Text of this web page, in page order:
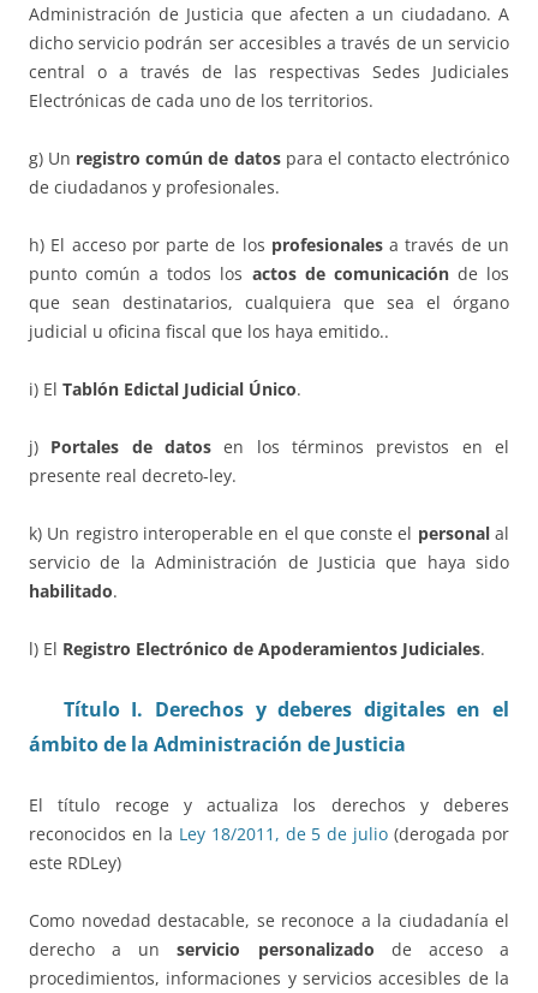
Administración de Justicia que afecten a un ciudadano. A
dicho servicio podrán ser accesibles a través de un servicio
central o a través de las respectivas Sedes Judiciales
Electrónicas de cada uno de los territorios.
g) Un registro común de datospara el contacto electrónico
de ciudadanos y profesionales.
h) El acceso por parte de los profesionalesa través de un
punto común a todos los actos de comunicaciónde los
que sean destinatarios, cualquiera que sea el órgano
judicial u oficina fiscal que los haya emitido..
i) El Tablón Edictal Judicial Único.
j) Portales de datos en los términos previstos en el
presente real decreto-ley.
k) Un registro interoperable en el que conste el personalal
servicio de la Administración de Justicia que haya sido
habilitado.
l) El Registro Electrónico de Apoderamientos Judiciales.
Título I. Derechos y deberes digitales en el
ámbito de la Administración de Justicia
El título recoge y actualiza los derechos y deberes
reconocidos en la Ley 18/2011, de 5 de julio (derogada por
este RDLey)
Como novedad destacable, se reconoce a la ciudadanía el
derecho a unservicio personalizado de acceso a
procedimientos, informaciones y servicios accesibles de la